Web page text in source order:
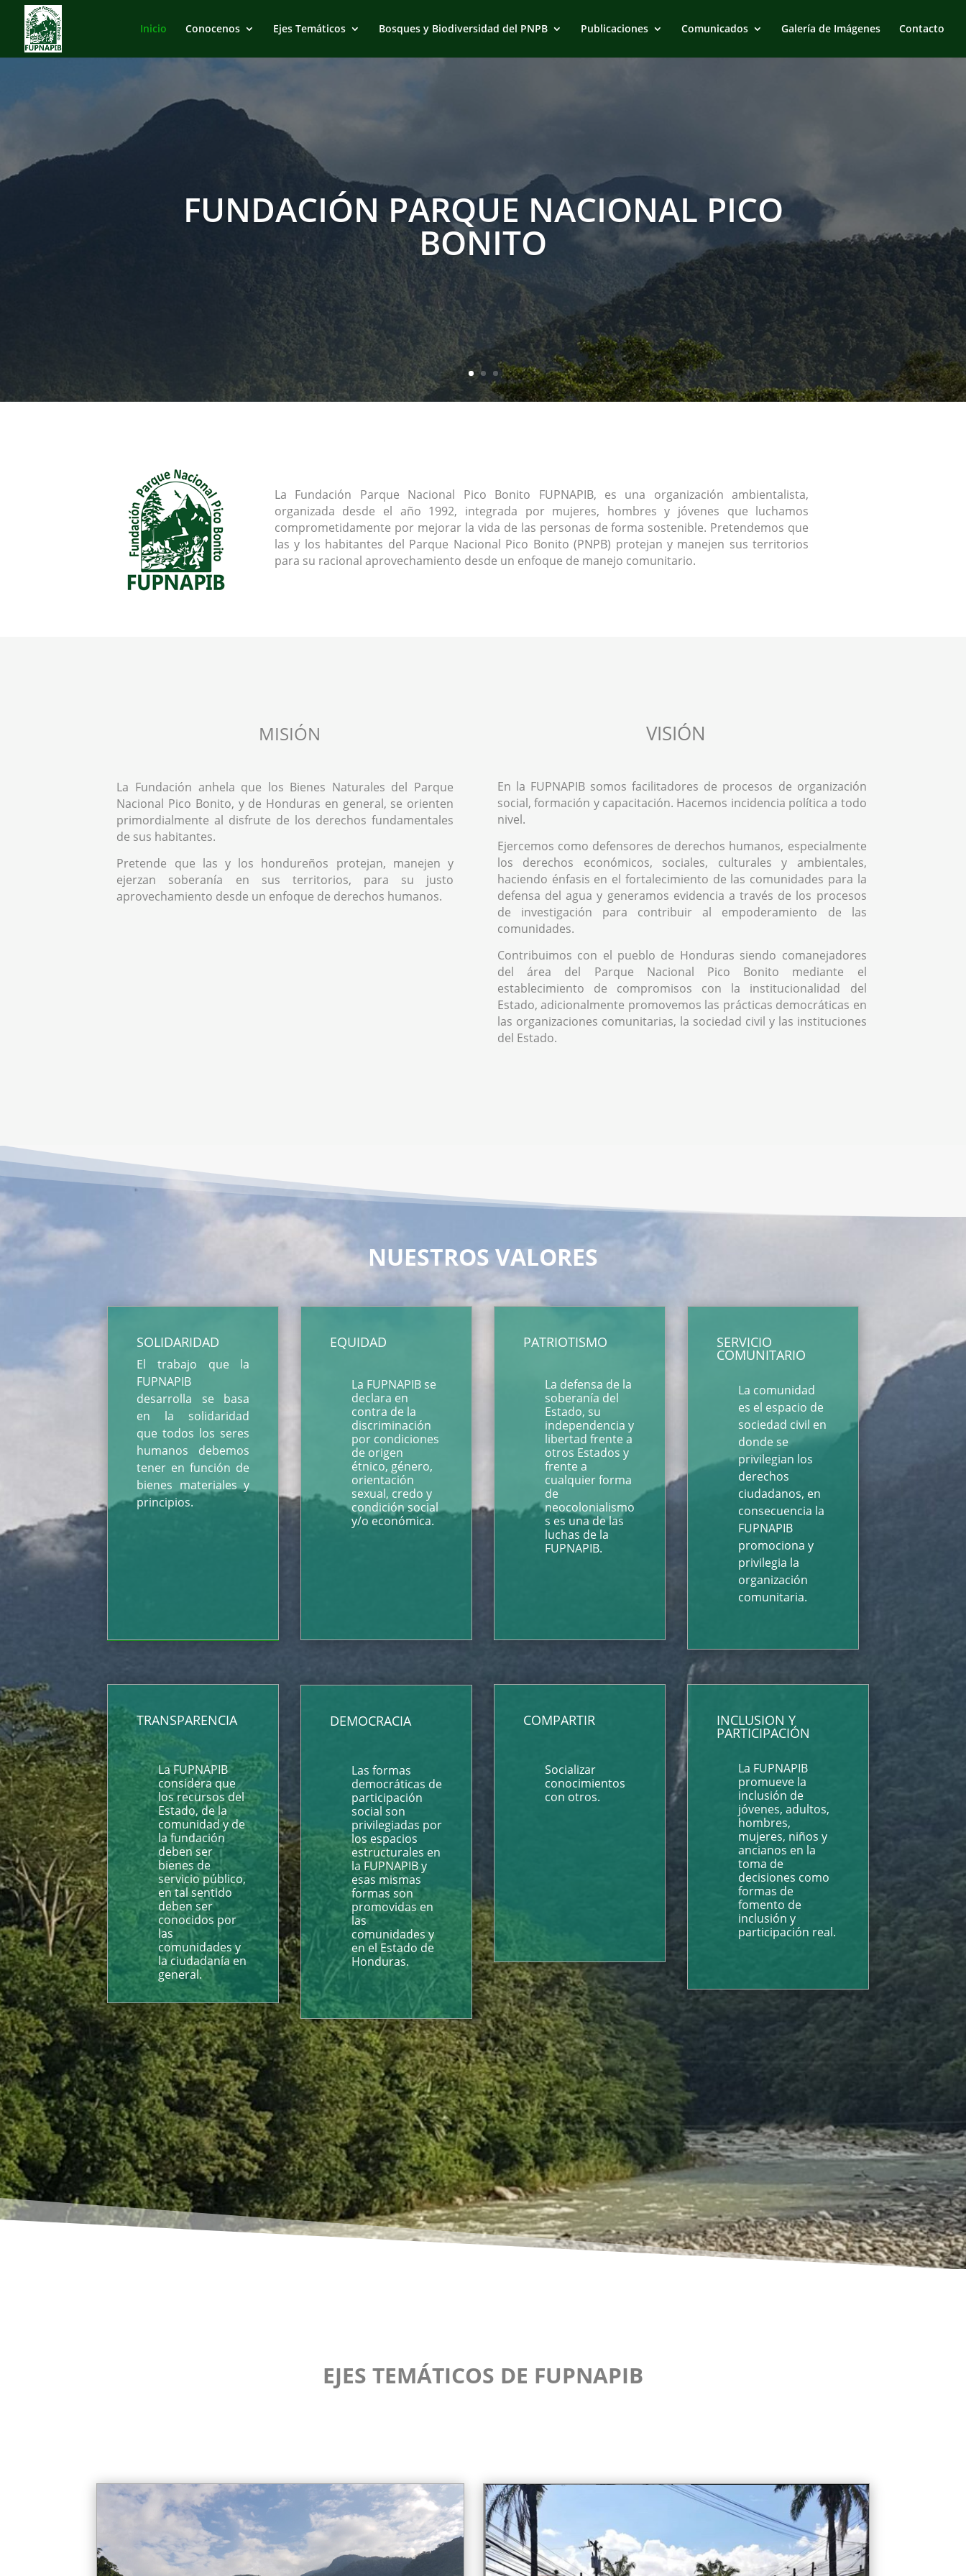
Inicio Conocenos Ejes Temáticos Bosques y Biodiversidad del PNPB Publicaciones Comunicados Galería de Imágenes Contacto
FUNDACIÓN PARQUE NACIONAL PICO
BONITO
La Fundación Parque Nacional Pico Bonito FUPNAPIB, es una organización ambientalista,
organizada desde el año 1992, integrada por mujeres, hombres y jóvenes que luchamos
comprometidamente por mejorar la vida de las personas de forma sostenible. Pretendemos que
las y los habitantes del Parque Nacional Pico Bonito (PNPB) protejan y manejen sus territorios
para su racional aprovechamiento desde un enfoque de manejo comunitario.
MISIÓN
La Fundación anhela que los Bienes Naturales del Parque
Nacional Pico Bonito, y de Honduras en general, se orienten
primordialmente al disfrute de los derechos fundamentales
de sus habitantes.
Pretende que las y los hondureños protejan, manejen y
ejerzan soberanía en sus territorios, para su justo
aprovechamiento desde un enfoque de derechos humanos.
VISIÓN
En la FUPNAPIB somos facilitadores de procesos de organización
social, formación y capacitación. Hacemos incidencia política a todo
nivel.
Ejercemos como defensores de derechos humanos, especialmente
los derechos económicos, sociales, culturales y ambientales,
haciendo énfasis en el fortalecimiento de las comunidades para la
defensa del agua y generamos evidencia a través de los procesos
de investigación para contribuir al empoderamiento de las
comunidades.
Contribuimos con el pueblo de Honduras siendo comanejadores
del área del Parque Nacional Pico Bonito mediante el
establecimiento de compromisos con la institucionalidad del
Estado, adicionalmente promovemos las prácticas democráticas en
las organizaciones comunitarias, la sociedad civil y las instituciones
del Estado.
NUESTROS VALORES
SOLIDARIDAD
El trabajo que la
FUPNAPIB
desarrolla se basa
en la solidaridad
que todos los seres
humanos debemos
tener en función de
bienes materiales y
principios.
EQUIDAD
La FUPNAPIB se
declara en
contra de la
discriminación
por condiciones
de origen
étnico, género,
orientación
sexual, credo y
condición social
y/o económica.
PATRIOTISMO
La defensa de la
soberanía del
Estado, su
independencia y
libertad frente a
otros Estados y
frente a
cualquier forma
de
neocolonialismo
s es una de las
luchas de la
FUPNAPIB.
SERVICIO
COMUNITARIO
La comunidad
es el espacio de
sociedad civil en
donde se
privilegian los
derechos
ciudadanos, en
consecuencia la
FUPNAPIB
promociona y
privilegia la
organización
comunitaria.
TRANSPARENCIA
La FUPNAPIB
considera que
los recursos del
Estado, de la
comunidad y de
la fundación
deben ser
bienes de
servicio público,
en tal sentido
deben ser
conocidos por
las
comunidades y
la ciudadanía en
general.
DEMOCRACIA
Las formas
democráticas de
participación
social son
privilegiadas por
los espacios
estructurales en
la FUPNAPIB y
esas mismas
formas son
promovidas en
las
comunidades y
en el Estado de
Honduras.
COMPARTIR
Socializar
conocimientos
con otros.
INCLUSION Y
PARTICIPACIÓN
La FUPNAPIB
promueve la
inclusión de
jóvenes, adultos,
hombres,
mujeres, niños y
ancianos en la
toma de
decisiones como
formas de
fomento de
inclusión y
participación real.
EJES TEMÁTICOS DE FUPNAPIB